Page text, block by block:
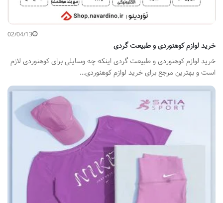
02/04/13
خرید لوازم کوهنوردی و طبیعت گردی
خرید لوازم کوهنوردی و طبیعت گردی اینکه چه وسایلی برای کوهنوردی لازم
است و بهترین مرجع برای خرید لوازم کوهنوردی…